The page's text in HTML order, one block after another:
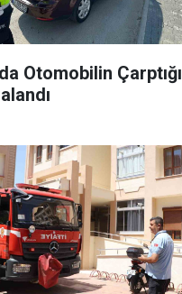
Otomobilin Çarptığı